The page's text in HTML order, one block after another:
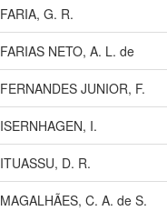
FARIA, G. R.
FARIAS NETO, A. L. de
FERNANDES JUNIOR, F.
ISERNHAGEN, I.
ITUASSU, D. R.
MAGALHÃES, C. A. de S.